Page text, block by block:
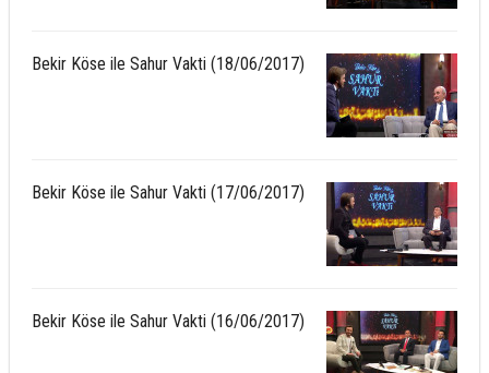
Bekir Köse ile Sahur Vakti (18/06/2017)
Bekir Köse ile Sahur Vakti (17/06/2017)
Bekir Köse ile Sahur Vakti (16/06/2017)